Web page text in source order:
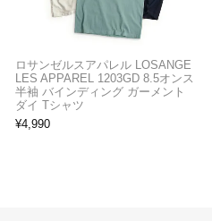
ロサンゼルスアパレル LOSANGE
LES APPAREL 1203GD 8.5オンス
半袖 バインディング ガーメント
ダイ Tシャツ
¥4,990